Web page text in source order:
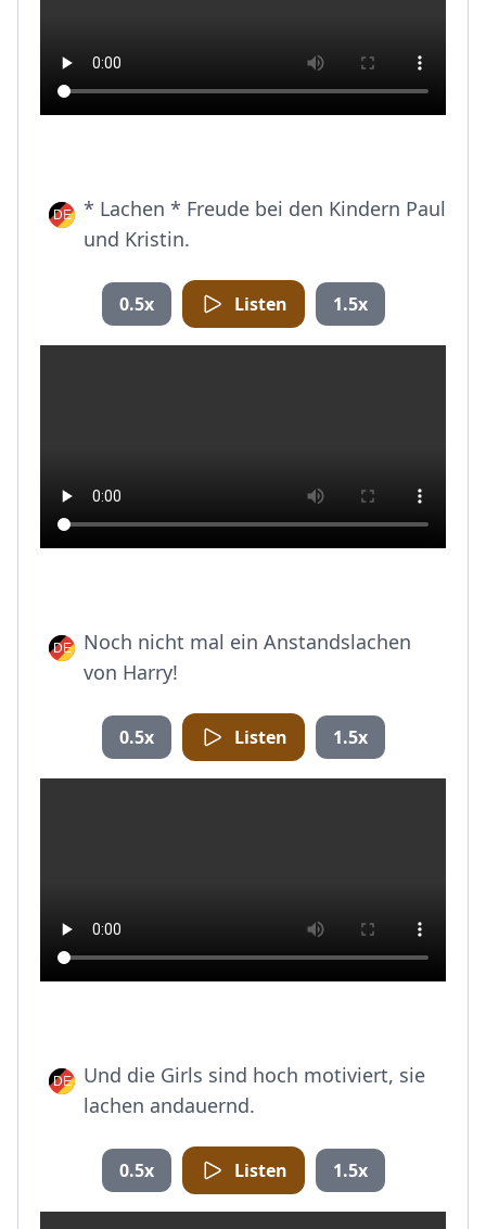
* Lachen * Freude bei den Kindern Paul
und Kristin.
0.5x Listen 1.5x
Noch nicht mal ein Anstandslachen
von Harry!
0.5x Listen 1.5x
Und die Girls sind hoch motiviert, sie
lachen andauernd.
0.5x Listen 1.5x